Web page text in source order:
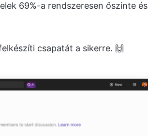
69%-a rendszeresen őszinte és
csapatát a sikerre. 🙌